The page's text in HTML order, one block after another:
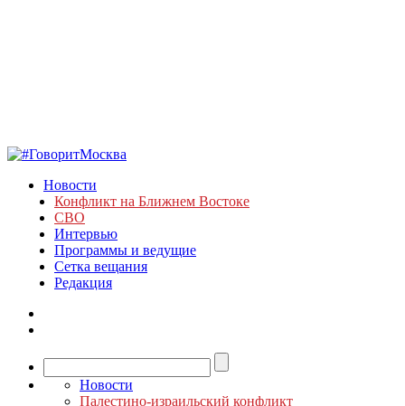
Новости
Конфликт на Ближнем Востоке
СВО
Интервью
Программы и ведущие
Сетка вещания
Редакция
Новости
Палестино-израильский конфликт